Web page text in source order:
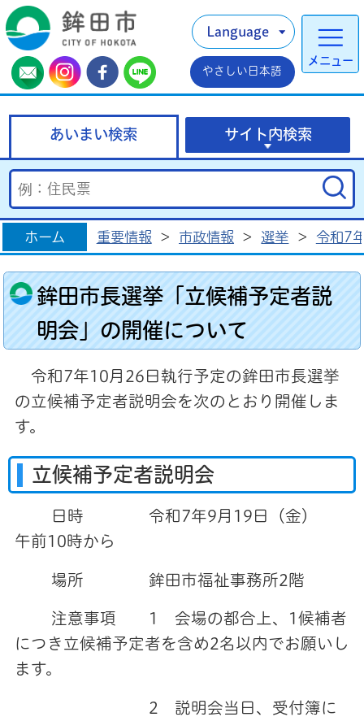
メニュー
Language
やさしい日本語
あいまい検索 サイト内検索
ホーム 重要情報 > 市政情報 > 選挙 > 令和7
鉾田市長選挙「立候補予定者説
明会」の開催について
令和7年10月26日執行予定の鉾田市長選挙
の立候補予定者説明会を次のとおり開催しま
す。
立候補予定者説明会
日時 令和7年9月19日（金）
午前10時から
場所 鉾田市福祉事務所2階
注意事項 1 会場の都合上、1候補者
につき立候補予定者を含め2名以内でお願いし
ます。
2 説明会当日、受付簿に